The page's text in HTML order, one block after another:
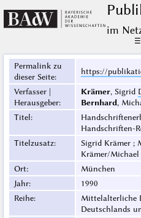
im
☰
Permalink zu
dieser Seite:
https://
Verfasser |
Herausgeber:
Krämer, Sigrid
Bernhard,
Titel:
Handschriften-
Titelzusatz:
Sigrid Krämer ;
Krämer/
Ort:
München
Jahr:
1990
Reihe:
Mittelalterliche
Deutschlands